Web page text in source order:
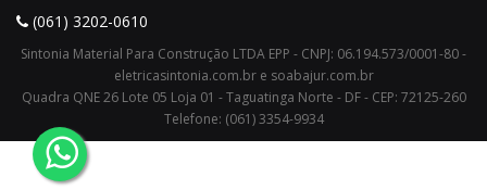
(061) 3202-0610
Sintonia Material Para Construção LTDA EPP - CNPJ: 06.194.573/0001-80 -
eletricasintonia.com.br e soabajur.com.br
Quadra QNE 26 Lote 05 Loja 01 - Taguatinga Norte - DF - CEP: 72125-260
Telefone: (061) 3354-9934